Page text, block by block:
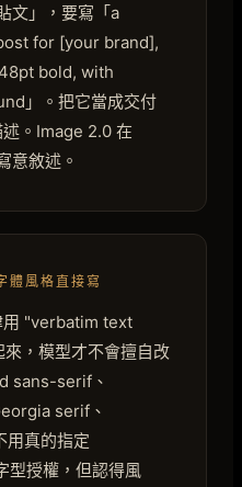
文」，要寫「a
for [your brand],
bold, with
」。把它當成交付
。Image 2.0 在
意敘述。
風格直接寫
用 "verbatim text
，模型才不會擅自改
sans-serif、
serif、
真的指定
型授權，但認得風